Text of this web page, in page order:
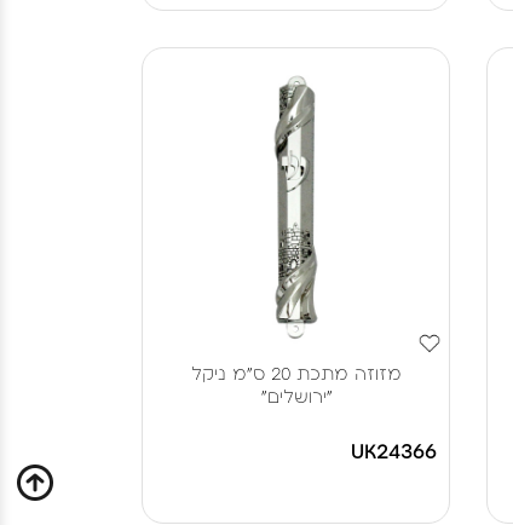
מזוזה מתכת 20 ס"מ ניקל
"ירושלים"
UK24366